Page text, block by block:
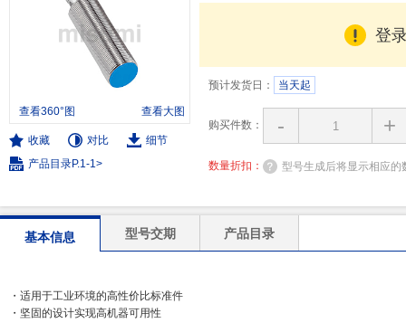
查看360°图 查看大图
收藏 对比
细节
产品目录P.1-1>
登
预计发货日： 当天起
购买件数： - +
数量折扣： 型号生成后将显示相应的
基本信息 型号交期 产品目录
・适用于工业环境的高性价比标准件
・坚固的设计实现高机器可用性